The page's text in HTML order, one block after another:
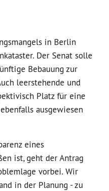
in Berlin
Der Senat solle
Bebauung zur
leerstehende und
Platz für eine
ausgewiesen
eines
ist, geht der Antrag
vorbei. Wir
in der Planung - zu